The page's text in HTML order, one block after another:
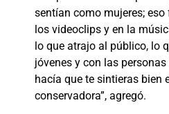
sentían como mujeres;
los videoclips y en la
lo que atrajo al público, lo
jóvenes y con las
hacía que te sintieras bien
conservadora”, agregó.